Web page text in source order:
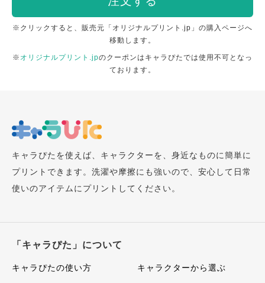
※クリックすると、販売元「オリジナルプリント.jp」の購入ページへ
移動します。
※ オリジナルプリント.jpのクーポンはキャラぴたでは使用不可となっ
ております。
キャラぴたを使えば、キャラクターを、身近なものに簡単に
プリントできます。洗濯や摩擦にも強いので、安心して日常
使いのアイテムにプリントしてください。
「キャラぴた」について
キャラぴたの使い方 キャラクターから選ぶ